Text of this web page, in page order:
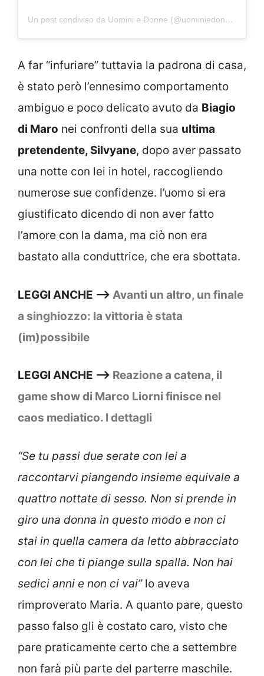
Un post condiviso da Uomini e Donne (@uominiedonne)
A far “infuriare” tuttavia la padrona di casa,
è stato però l’ennesimo comportamento
ambiguo e poco delicato avuto da Biagio
di Maro nei confronti della sua ultima
pretendente, Silvyane, dopo aver passato
una notte con lei in hotel, raccogliendo
numerose sue confidenze. l’uomo si era
giustificato dicendo di non aver fatto
l’amore con la dama, ma ciò non era
bastato alla conduttrice, che era sbottata.
LEGGI ANCHE –> Avanti un altro, un finale
a singhiozzo: la vittoria è stata
(im)possibile
LEGGI ANCHE –> Reazione a catena, il
game show di Marco Liorni finisce nel
caos mediatico. I dettagli
“Se tu passi due serate con lei a
raccontarvi piangendo insieme equivale a
quattro nottate di sesso. Non si prende in
giro una donna in questo modo e non ci
stai in quella camera da letto abbracciato
con lei che ti piange sulla spalla. Non hai
sedici anni e non ci vai”lo aveva
rimproverato Maria. A quanto pare, questo
passo falso gli è costato caro, visto che
pare praticamente certo che a settembre
non farà più parte del parterre maschile.